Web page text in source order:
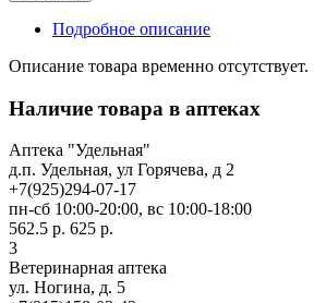
Подробное описание
Описание товара временно отсутствует.
Наличие товара в аптеках
Аптека "Удельная"
д.п. Удельная, ул Горячева, д 2
+7(925)294-07-17
пн-сб 10:00-20:00, вс 10:00-18:00
562.5 р. 625 р.
3
Ветеринарная аптека
ул. Ногина, д. 5